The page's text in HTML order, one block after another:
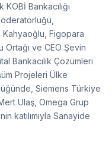
KOBİ Bankacılığı
Figopara
Ortağı ve CEO Şevin
Bankacılık Çözümleri
Projeleri Ülke
Siemens Türkiye
Ulaş, Omega Grup
katılımıyla Sanayide